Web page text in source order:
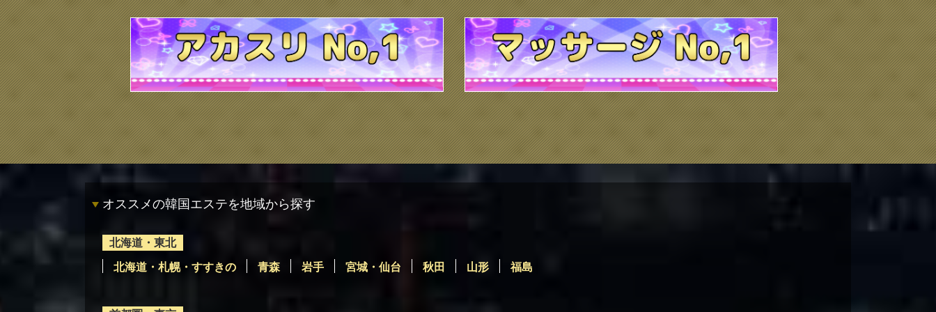
オススメの韓国エステを地域から探す
北海道・東北
北海道・札幌・すすきの 青森 岩手 宮城・仙台 秋田 山形 福島